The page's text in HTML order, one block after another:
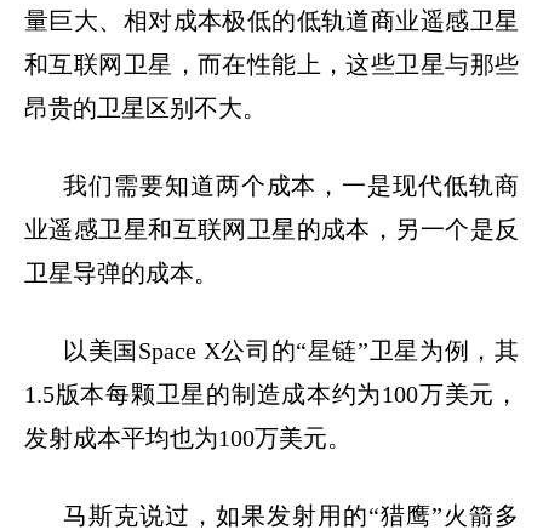
量巨大、相对成本极低的低轨道商业遥感卫星
和互联网卫星，而在性能上，这些卫星与那些
昂贵的卫星区别不大。
我们需要知道两个成本，一是现代低轨商
业遥感卫星和互联网卫星的成本，另一个是反
卫星导弹的成本。
以美国 Space X公司的“星链”卫星为例，其
1.5版本每颗卫星的制造成本约为100万美元，
发射成本平均也为100万美元。
马斯克说过，如果发射用的“猎鹰”火箭多